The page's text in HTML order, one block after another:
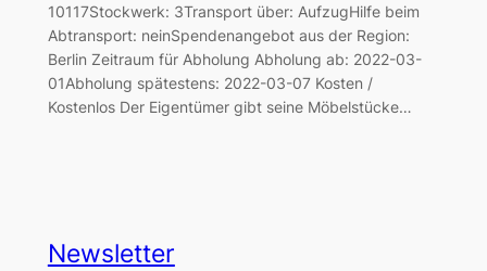
10117Stockwerk: 3Transport über: AufzugHilfe beim
Abtransport: neinSpendenangebot aus der Region:
Berlin Zeitraum für Abholung Abholung ab: 2022-03-
01Abholung spätestens: 2022-03-07 Kosten /
Kostenlos Der Eigentümer gibt seine Möbelstücke…
Newsletter